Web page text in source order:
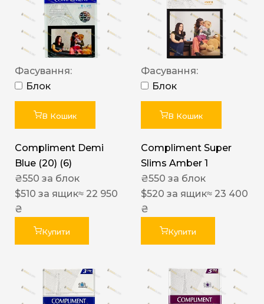
Фасування:
Блок
В Кошик
Compliment Demi
Blue (20) (6)
₴550 за блок
$510 за ящик≈ 22 950
₴
Купити
Фасування:
Блок
В Кошик
Compliment Super
Slims Amber 1
₴550 за блок
$520 за ящик≈ 23 400
₴
Купити